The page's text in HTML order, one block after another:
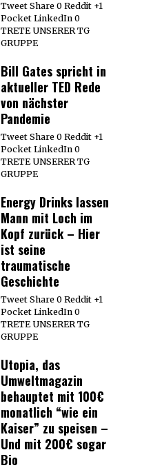
Tweet Share 0 Reddit +1
Pocket LinkedIn 0
TRETE UNSERER TG
GRUPPE
Bill Gates spricht in
aktueller TED Rede
von nächster
Pandemie
Tweet Share 0 Reddit +1
Pocket LinkedIn 0
TRETE UNSERER TG
GRUPPE
Energy Drinks lassen
Mann mit Loch im
Kopf zurück – Hier
ist seine
traumatische
Geschichte
Tweet Share 0 Reddit +1
Pocket LinkedIn 0
TRETE UNSERER TG
GRUPPE
Utopia, das
Umweltmagazin
behauptet mit 100€
monatlich “wie ein
Kaiser” zu speisen –
Und mit 200€ sogar
Bio